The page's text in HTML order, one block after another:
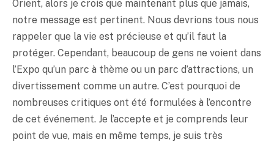
Orient, alors je crois que maintenant plus que jamais,
notre message est pertinent. Nous devrions tous nous
rappeler que la vie est précieuse et qu’il faut la
protéger. Cependant, beaucoup de gens ne voient dans
l’Expo qu’un parc à thème ou un parc d’attractions, un
divertissement comme un autre. C’est pourquoi de
nombreuses critiques ont été formulées à l’encontre
de cet événement. Je l’accepte et je comprends leur
point de vue, mais en même temps, je suis très